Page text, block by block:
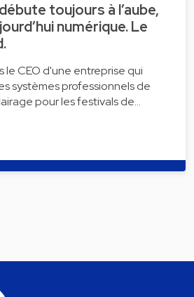
toujours à l’aube,
numérique. Le
le CEO d'une entreprise qui
systèmes professionnels de
pour les festivals de…